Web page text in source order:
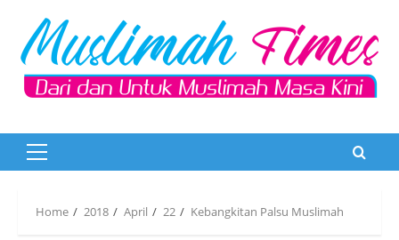
content
Primary
Home 2018 April 22 Kebangkitan Palsu Muslimah